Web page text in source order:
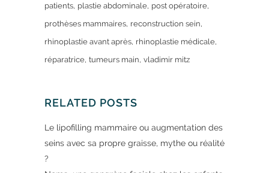
patients plastie abdominale post opératoire
prothèses mammaires reconstruction sein
rhinoplastie avant après rhinoplastie médicale
réparatrice tumeurs main vladimir mitz
RELATED POSTS
Le lipofilling mammaire ou augmentation des
seins avec sa propre graisse, mythe ou réalité
?